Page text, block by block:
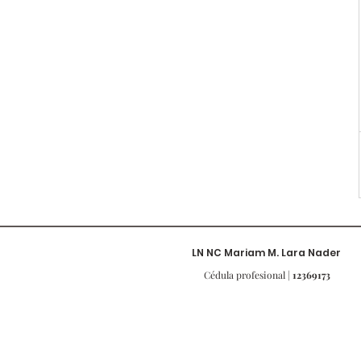
LN NC Mariam M. Lara Nader
Cédula profesional | 12369173